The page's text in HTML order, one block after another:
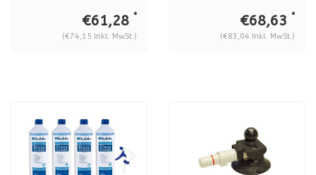
€61,28 *
(€74,15 Inkl. MwSt.)
€68,63 *
(€83,04 Inkl. MwSt.)